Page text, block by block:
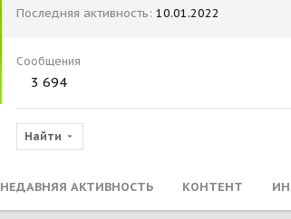
Последняя активность 10.01.2022
Сообщения
3 694
Найти
НЕДАВНЯЯ АКТИВНОСТЬ КОНТЕНТ